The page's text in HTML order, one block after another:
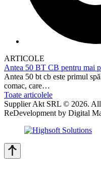
ARTICOLE
Antea 50 BT CB pentru mai
Antea 50 bt cb este primul
comac, care…
Toate articolele
Supplier Akt SRL © 2026. All
ReDevelopment by Digital